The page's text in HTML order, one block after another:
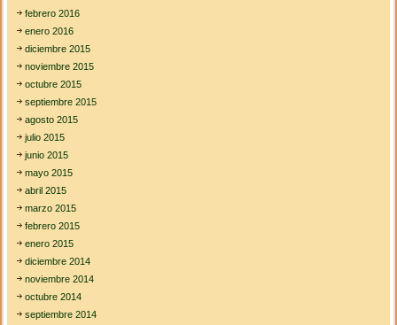
febrero 2016
enero 2016
diciembre 2015
noviembre 2015
octubre 2015
septiembre 2015
agosto 2015
julio 2015
junio 2015
mayo 2015
abril 2015
marzo 2015
febrero 2015
enero 2015
diciembre 2014
noviembre 2014
octubre 2014
septiembre 2014